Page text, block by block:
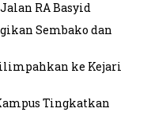
RA Basyid
Sembako dan
ke Kejari
Tingkatkan